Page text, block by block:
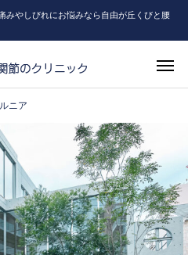
みやしびれにお悩みなら自由が丘くびと腰
高度画像診
（MRI・
ニア